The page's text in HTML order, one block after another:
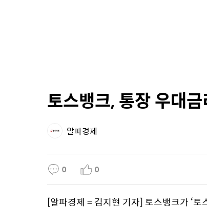
토스뱅크, 통장 우대
알파경제
0 0
[알파경제 = 김지현 기자] 토스뱅크가 ‘